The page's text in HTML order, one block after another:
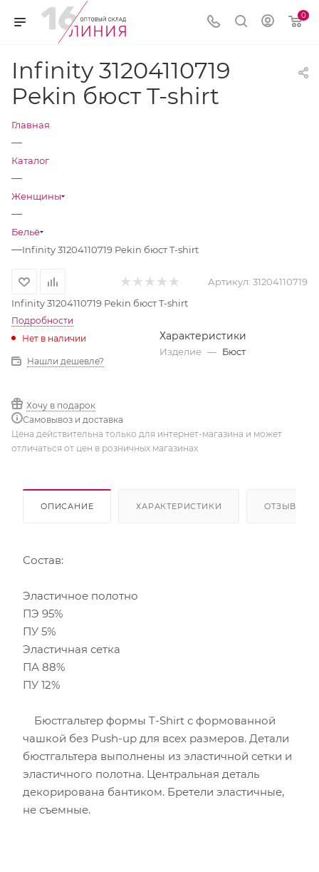
0
Infinity 31204110719
Pekin бюст T-shirt
Главная
—
Каталог
—
Женщины
—
Бельё
—Infinity 31204110719 Pekin бюст T-shirt
Артикул: 31204110719
Infinity 31204110719 Pekin бюст T-shirt
Подробности
Нет в наличии
Нашли дешевле?
Хочу в подарок
Самовывоз и доставка
Характеристики
Изделие — Бюст
Цена действительна только для интернет-магазина и может
отличаться от цен в розничных магазинах
ОПИСАНИЕ ХАРАКТЕРИСТИКИ ОТЗЫВЫ
Состав:
Эластичное полотно
ПЭ 95%
ПУ 5%
Эластичная сетка
ПА 88%
ПУ 12%
Бюстгальтер формы T-Shirt с формованной
чашкой без Push-uр для всех размеров. Детали
бюстгальтера выполнены из эластичной сетки и
эластичного полотна. Центральная деталь
декорирована бантиком. Бретели эластичные,
не съемные.